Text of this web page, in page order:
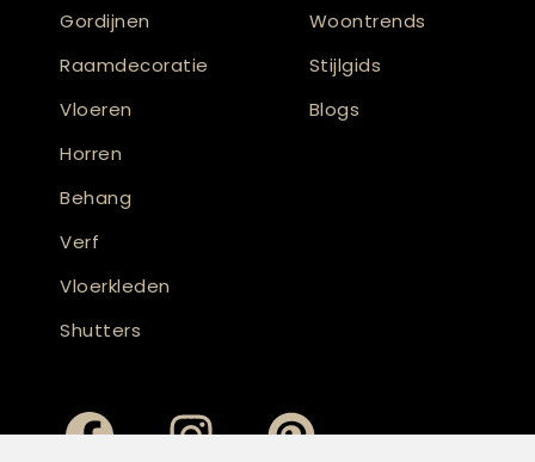
Gordijnen
Raamdecoratie
Vloeren
Horren
Behang
Verf
Vloerkleden
Shutters
Woontrends
Stijlgids
Blogs